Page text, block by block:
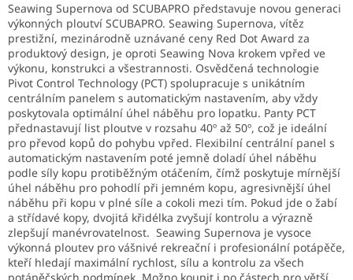
Seawing Supernova od SCUBAPRO představuje novou generaci
výkonných ploutví SCUBAPRO. Seawing Supernova, vítěz
prestižní, mezinárodně uznávané ceny Red Dot Award za
produktový design, je oproti Seawing Nova krokem vpřed ve
výkonu, konstrukci a všestrannosti. Osvědčená technologie
Pivot Control Technology (PCT) spolupracuje s unikátním
centrálním panelem s automatickým nastavením, aby vždy
poskytovala optimální úhel náběhu pro lopatku. Panty PCT
přednastavují list ploutve v rozsahu 40º až 50º, což je ideální
pro převod kopů do pohybu vpřed. Flexibilní centrální panel s
automatickým nastavením poté jemně doladí úhel náběhu
podle síly kopu protiběžným otáčením, čímž poskytuje mírnější
úhel náběhu pro pohodlí při jemném kopu, agresivnější úhel
náběhu při kopu v plné síle a cokoli mezi tím. Pokud jde o žabí
a střídavé kopy, dvojitá křidélka zvyšují kontrolu a výrazně
zlepšují manévrovatelnost. Seawing Supernova je vysoce
výkonná ploutev pro vášnivé rekreační i profesionální potápěče,
kteří hledají maximální rychlost, sílu a kontrolu za všech